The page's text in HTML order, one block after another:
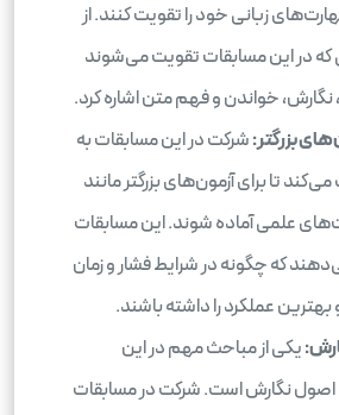
زبانی خود را تقویت کنند. از
در این مسابقات تقویت می‌شوند
خواندن و فهم متن اشاره کرد.
بزرگتر:شرکت در این مسابقات به
تا برای آزمون‌های بزرگتر مانند
علمی آماده شوند. این مسابقات
که چگونه در شرایط فشار و زمان
عملکرد را داشته باشند.
یکی از مباحث مهم در این
اصول نگارش است. شرکت در مسابقات